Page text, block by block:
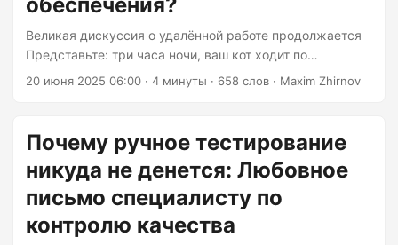
Великая дискуссия о удалённой работе продолжается
Представьте: три часа ночи, ваш кот ходит по
клавиатуре, пока вы устраняете проблемы в рабочей
пожаловать в современную разработку программного
обеспечения! Поскольку гибридная работа становится
нормой (к 2025 году 40% рабочих мест будут
предлагать удалённую работу), возникает острая
дискуссия: жертвуют ли распределённые команды
качеством программного обеспечения ради гибкости?
20 июня 2025 06:00 · 4 минуты · 658 слов · Maxim Zhirnov
Почему ручное тестирование
никуда не денется: Любовное
письмо специалисту по
контролю качества